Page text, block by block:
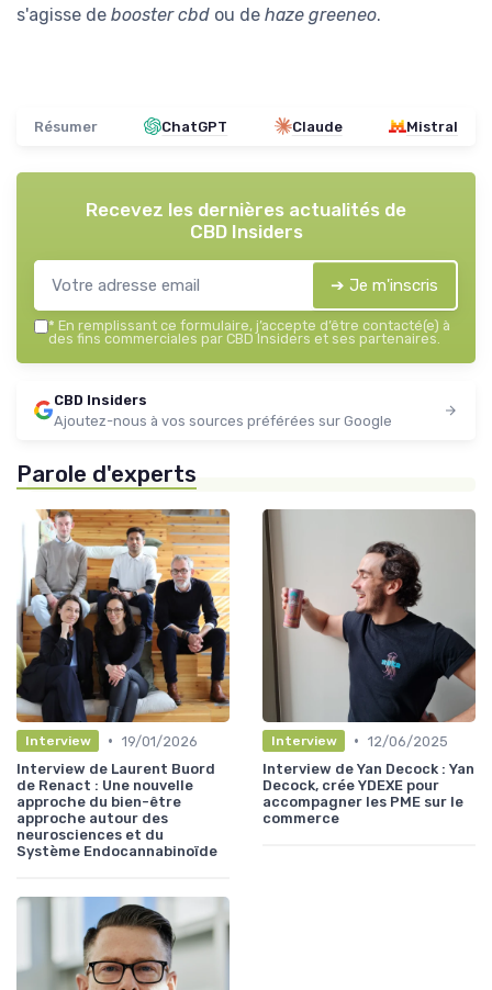
s'agisse de booster cbd ou de haze greeneo.
Résumer ChatGPT Claude Mistral
Recevez les dernières actualités de
CBD Insiders
➔ Je m'inscris
* En remplissant ce formulaire, j’accepte d’être contacté(e) à
des fins commerciales par CBD Insiders et ses partenaires.
CBD Insiders
Ajoutez-nous à vos sources préférées sur Google
Parole d'experts
Interview • 19/01/2026
Interview de Laurent Buord
de Renact : Une nouvelle
approche du bien-être
approche autour des
neurosciences et du
Système Endocannabinoïde
Interview • 12/06/2025
Interview de Yan Decock : Yan
Decock, crée YDEXE pour
accompagner les PME sur le
commerce